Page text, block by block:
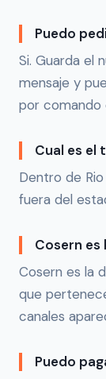
Puedo
Si. Guarda el
mensaje y
por comando
Cual es el
Dentro de
fuera del
Cosern es
Cosern es la
que
canales
Puedo